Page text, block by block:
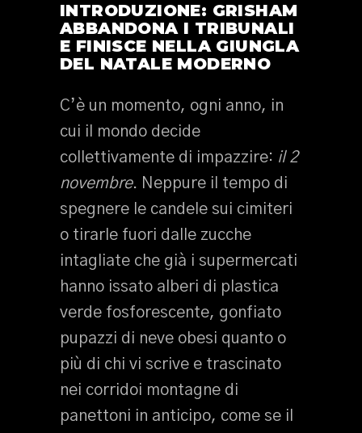
INTRODUZIONE: GRISHAM
ABBANDONA I TRIBUNALI
E FINISCE NELLA GIUNGLA
DEL NATALE MODERNO
C’è un momento, ogni anno, in
cui il mondo decide
collettivamente di impazzire: il 2
novembre. Neppure il tempo di
spegnere le candele sui cimiteri
o tirarle fuori dalle zucche
intagliate che già i supermercati
hanno issato alberi di plastica
verde fosforescente, gonfiato
pupazzi di neve obesi quanto o
più di chi vi scrive e trascinato
nei corridoi montagne di
panettoni in anticipo, come se il